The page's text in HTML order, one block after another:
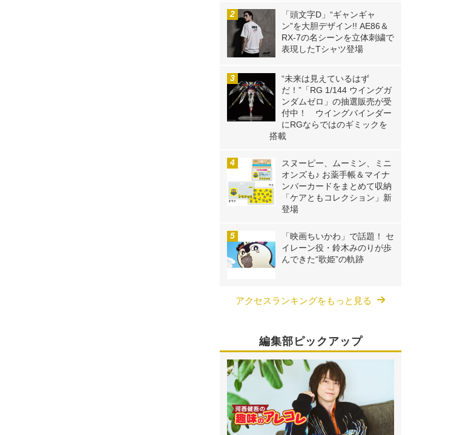
「頭文字D」“ギャンギャ
ン”を大胆デザイン!! AE86＆
RX-7の名シーンを立体刺繍で
表現したTシャツ登場
“未来は見えているはず
だ！”「RG 1/144 ウイングガ
ンダムゼロ」の抽選販売が受
付中！ ウイングバインダー
にRGならではのギミックを
搭載
スヌーピー、ムーミン、ミニ
オンズも♪ お薬手帳＆マイナ
ンバーカードをまとめて収納
「ケアともコレクション」新
登場
「映画ちいかわ」で話題！ セ
イレーン役・鈴木みのりが歩
んできた“歌姫”の軌跡
アクセスランキングをもっと見る
編集部ピックアップ